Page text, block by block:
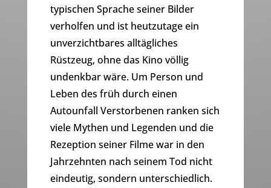
typischen Sprache seiner Bilder
verholfen und ist heutzutage ein
unverzichtbares alltägliches
Rüstzeug, ohne das Kino völlig
undenkbar wäre. Um Person und
Leben des früh durch einen
Autounfall Verstorbenen ranken sich
viele Mythen und Legenden und die
Rezeption seiner Filme war in den
Jahrzehnten nach seinem Tod nicht
eindeutig, sondern unterschiedlich.